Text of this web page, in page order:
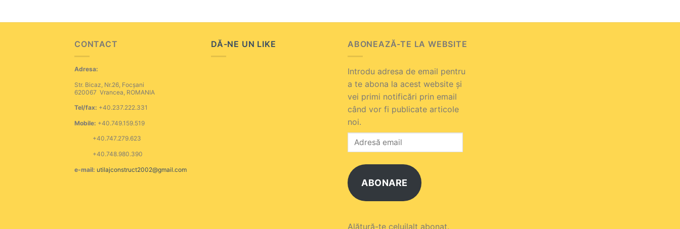
CONTACT
Adresa:
Str. Bicaz, Nr.26, Focșani
620067 Vrancea, ROMANIA
Tel/fax: +40.237.222.331
Mobile: +40.749.159.519
+40.747.279.623
+40.748.980.390
e-mail: utilajconstruct2002@gmail.com
DĂ-NE UN LIKE ABONEAZĂ-TE LA WEBSITE
Introdu adresa de email pentru
a te abona la acest website și
vei primi notificări prin email
când vor fi publicate articole
noi.
Adresă
ABONARE
Alătură-te celuilalt abonat.